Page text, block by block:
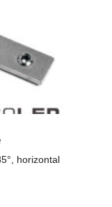
horizontal